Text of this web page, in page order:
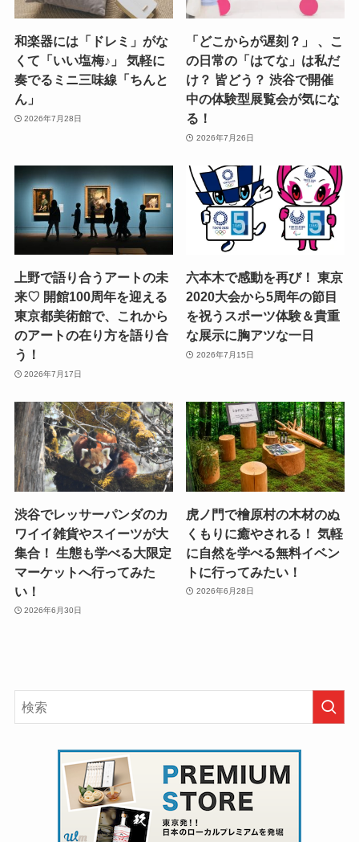
和楽器には「ドレミ」がな
くて「いい塩梅♪」 気軽に
奏でるミニ三味線「ちんと
ん」
2026年7月28日
「どこからが遅刻？」 、こ
の日常の「はてな」は私だ
け？ 皆どう？ 渋谷で開催
中の体験型展覧会が気にな
る！
2026年7月26日
上野で語り合うアートの未
来♡ 開館100周年を迎える
東京都美術館で、これから
のアートの在り方を語り合
う！
2026年7月17日
六本木で感動を再び！ 東京
2020大会から5周年の節目
を祝うスポーツ体験＆貴重
な展示に胸アツな一日
2026年7月15日
渋谷でレッサーパンダのカ
ワイイ雑貨やスイーツが大
集合！ 生態も学べる大限定
マーケットへ行ってみた
い！
2026年6月30日
虎ノ門で檜原村の木材のぬ
くもりに癒やされる！ 気軽
に自然を学べる無料イベン
トに行ってみたい！
2026年6月28日